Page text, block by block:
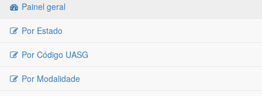
Painel geral
Por Estado
Por Código UASG
Por Modalidade